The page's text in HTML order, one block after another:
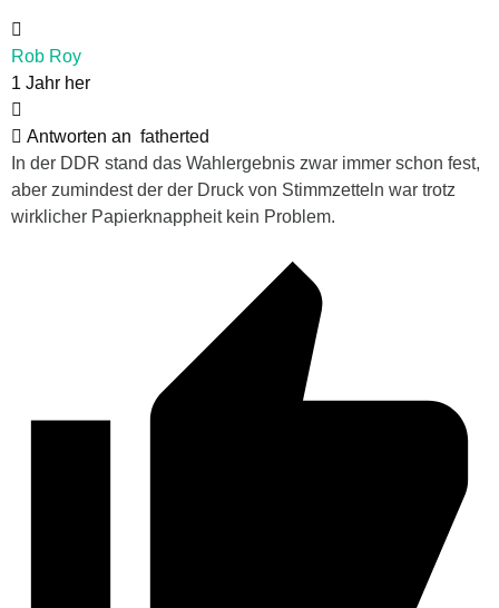
Rob Roy
1 Jahr her
Antworten an fatherted
In der DDR stand das Wahlergebnis zwar immer schon fest,
aber zumindest der der Druck von Stimmzetteln war trotz
wirklicher Papierknappheit kein Problem.